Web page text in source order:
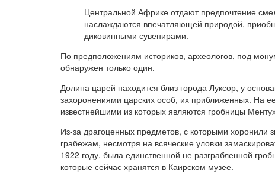
Центральной Африке отдают предпочтение
наслаждаются впечатляющей природой,
диковинными сувенирами.
По предположениям историков, археологов, под
обнаружен только один.
Долина царей находится близ города Луксор, у
захоронениями царских особ, их приближенных. На
известнейшими из которых являются гробницы
Из-за драгоценных предметов, с которыми хоронили
грабежам, несмотря на всяческие уловки
1922 году, была единственной не разграбленной
которые сейчас хранятся в Каирском музее.